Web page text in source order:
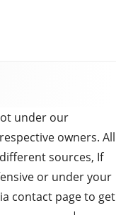
under our
owners. All
sources, If
or under your
contact page to get